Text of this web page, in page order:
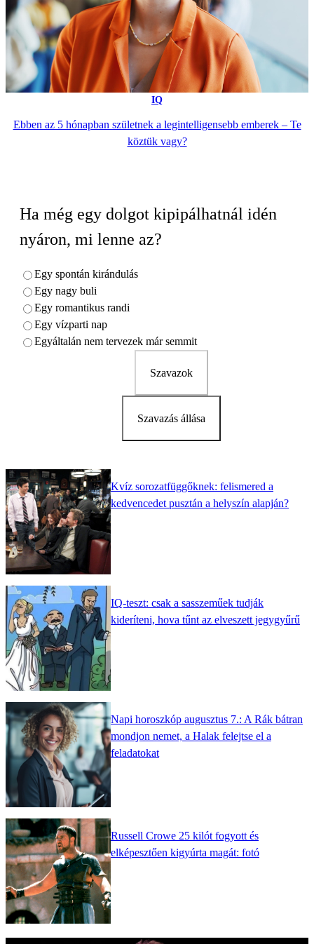
IQ
Ebben az 5 hónapban születnek a legintelligensebb emberek – Te
köztük vagy?
Ha még egy dolgot kipipálhatnál idén
nyáron, mi lenne az?
Egy spontán kirándulás
Egy nagy buli
Egy romantikus randi
Egy vízparti nap
Egyáltalán nem tervezek már semmit
Szavazok
Szavazás állása
Kvíz sorozatfüggőknek: felismered a
kedvencedet pusztán a helyszín alapján?
IQ-teszt: csak a sasszeműek tudják
kideríteni, hova tűnt az elveszett jegygyűrű
Napi horoszkóp augusztus 7.: A Rák bátran
mondjon nemet, a Halak felejtse el a
feladatokat
Russell Crowe 25 kilót fogyott és
elképesztően kigyúrta magát: fotó